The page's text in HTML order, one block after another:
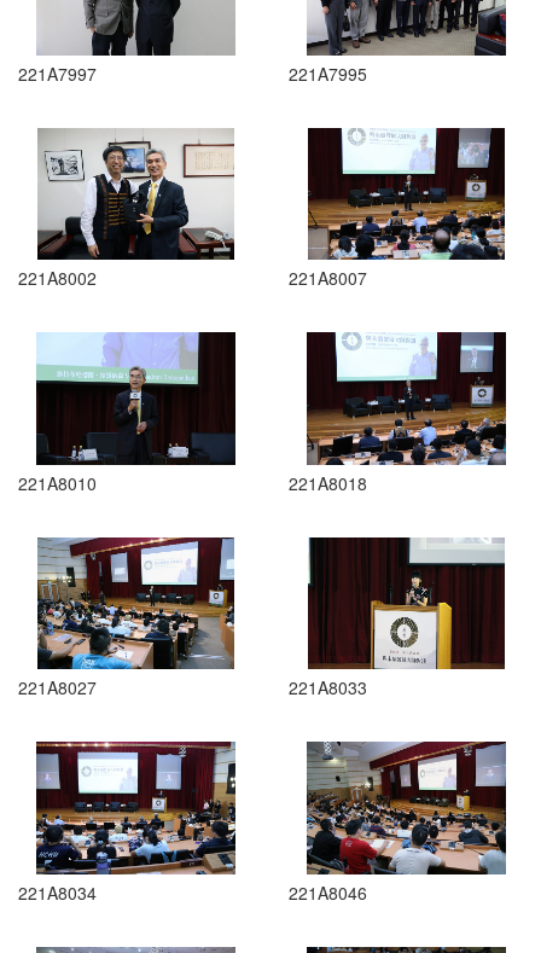
221A7997 221A7995
221A8002 221A8007
221A8010 221A8018
221A8027 221A8033
221A8034 221A8046